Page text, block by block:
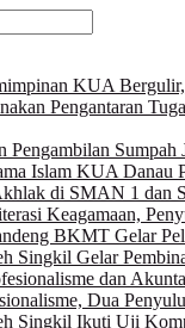
KUA
Pengantaran
Pengambilan
Islam KUA Danau
di SMAN 1 dan
Keagamaan,
BKMT Gelar
Singkil Gelar
dan
Dua
Singkil Ikuti Uji